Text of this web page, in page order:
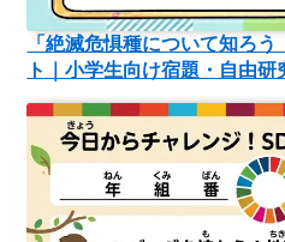
「絶滅危惧種について知ろ
ト｜小学生向け宿題・自由研